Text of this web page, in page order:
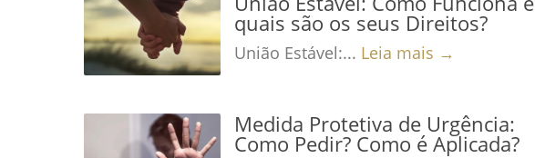
quais são os seus Direitos?
União Estável:... Leia mais →
Medida Protetiva de Urgência:
Como Pedir? Como é Aplicada?